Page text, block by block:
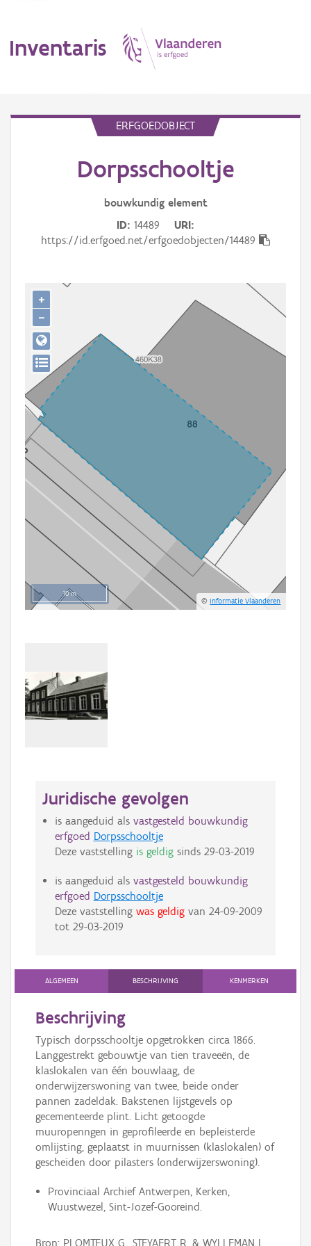
Inventaris
Gebeurtenis
Persoon of collectief
Downloads
Hergebruik
Aanmelden
ERFGOEDOBJECT
Dorpsschooltje
bouwkundig element
ID 14489
URI
https://id.erfgoed.net/erfgoedobjecten/14489
10 m
©Informatie Vlaanderen
+
−
Juridische gevolgen
is aangeduid als vastgesteld bouwkundig
erfgoed Dorpsschooltje
Deze vaststelling is geldigsinds 29-03-2019
is aangeduid als vastgesteld bouwkundig
erfgoed Dorpsschooltje
Deze vaststelling was geldigvan 24-09-2009
tot 29-03-2019
ALGEMEEN BESCHRIJVING KENMERKEN
Beschrijving
Typisch dorpsschooltje opgetrokken circa 1866.
Langgestrekt gebouwtje van tien traveeën, de
klaslokalen van één bouwlaag, de
onderwijzerswoning van twee, beide onder
pannen zadeldak. Bakstenen lijstgevels op
gecementeerde plint. Licht getoogde
muuropenngen in geprofileerde en bepleisterde
omlijsting, geplaatst in muurnissen (klaslokalen) of
gescheiden door pilasters (onderwijzerswoning).
Provinciaal Archief Antwerpen, Kerken,
Wuustwezel, Sint-Jozef-Gooreind.
Bron: PLOMTEUX G., STEYAERT R. & WYLLEMAN L.